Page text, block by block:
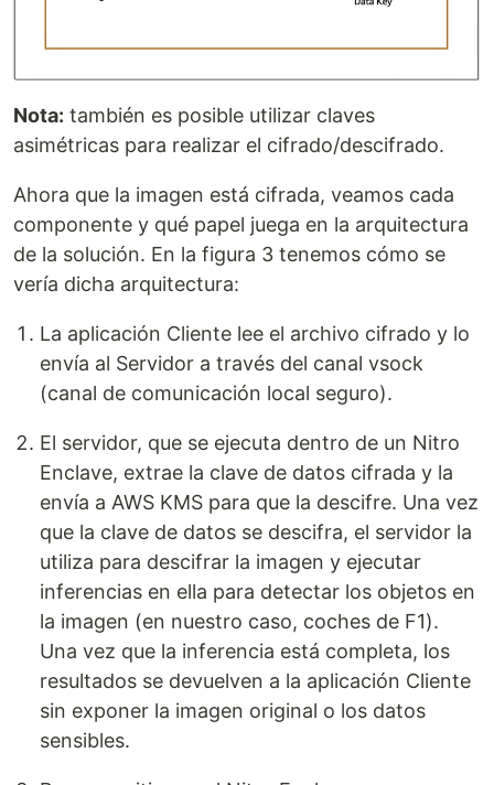
Nota: también es posible utilizar claves
asimétricas para realizar el cifrado/descifrado.
Ahora que la imagen está cifrada, veamos cada
componente y qué papel juega en la arquitectura
de la solución. En la figura 3 tenemos cómo se
vería dicha arquitectura:
La aplicación Cliente lee el archivo cifrado y lo
envía al Servidor a través del canal vsock
(canal de comunicación local seguro).
El servidor, que se ejecuta dentro de un Nitro
Enclave, extrae la clave de datos cifrada y la
envía a AWS KMS para que la descifre. Una vez
que la clave de datos se descifra, el servidor la
utiliza para descifrar la imagen y ejecutar
inferencias en ella para detectar los objetos en
la imagen (en nuestro caso, coches de F1).
Una vez que la inferencia está completa, los
resultados se devuelven a la aplicación Cliente
sin exponer la imagen original o los datos
sensibles.